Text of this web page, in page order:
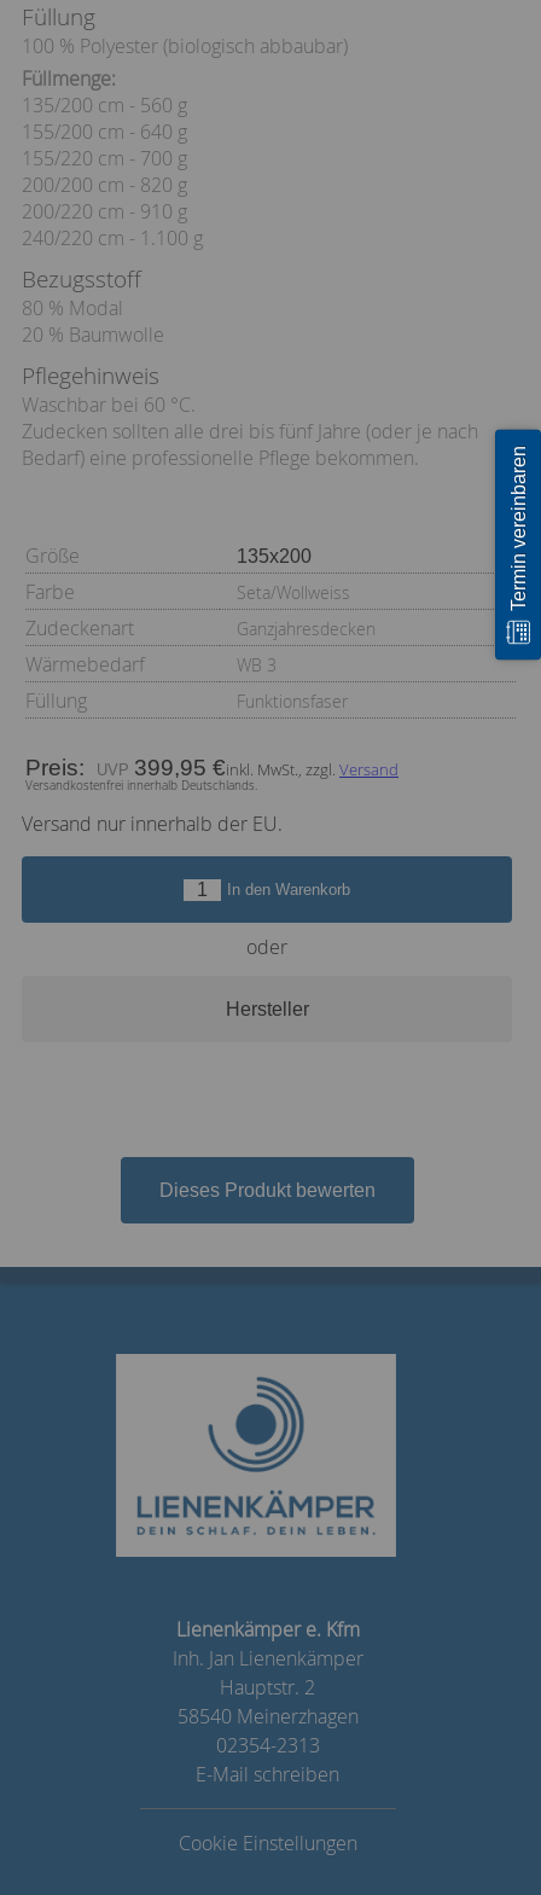
Füllung
100 % Polyester (biologisch abbaubar)
Füllmenge:
135/200 cm - 560 g
155/200 cm - 640 g
155/220 cm - 700 g
200/200 cm - 820 g
200/220 cm - 910 g
240/220 cm - 1.100 g
Bezugsstoff
80 % Modal
20 % Baumwolle
Pflegehinweis
Waschbar bei 60 °C.
Zudecken sollten alle drei bis fünf Jahre (oder je nach
Bedarf) eine professionelle Pflege bekommen.
Größe
Farbe
Seta/Wollweiss
Zudeckenart Ganzjahresdecken
Wärmebedarf WB 3
Füllung Funktionsfaser
Preis: 399,95 €inkl. MwSt., zzgl. Versand
Versandkostenfrei innerhalb Deutschlands.
Versand nur innerhalb der EU.
In den Warenkorb
oder
Hersteller
Dieses Produkt bewerten
Lienenkämper e. Kfm
Inh. Jan Lienenkämper
Hauptstr. 2
58540 Meinerzhagen
02354-2313
E-Mail schreiben
Cookie Einstellungen
Termin vereinbaren